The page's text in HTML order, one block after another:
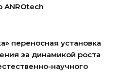
переносная установка
за динамикой роста
научного